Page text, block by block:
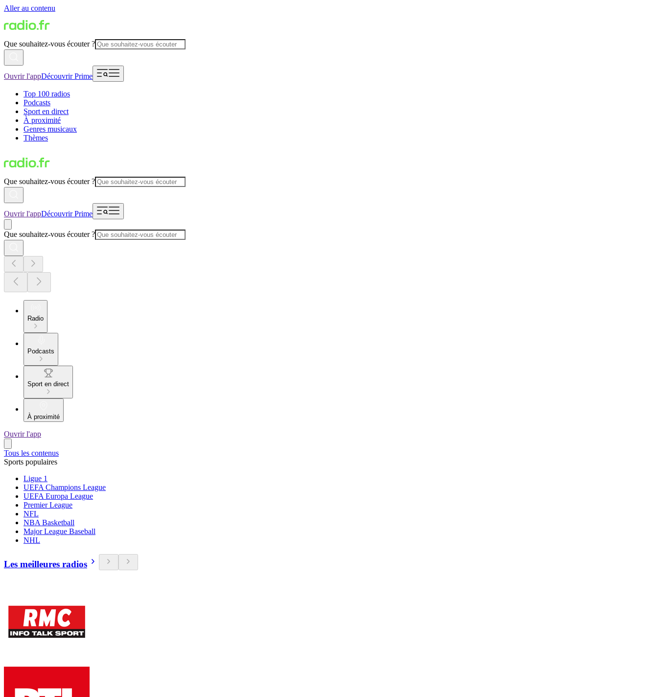
Aller au contenu
Que souhaitez-vous écouter ?
Ouvrir l'appDécouvrir Prime
Top 100 radios
Podcasts
Sport en direct
À proximité
Genres musicaux
Thèmes
Que souhaitez-vous écouter ?
Ouvrir l'appDécouvrir Prime
Que souhaitez-vous écouter ?
Radio
Podcasts
Sport en direct
À proximité
Ouvrir l'app
Tous les contenus
Sports populaires
Ligue 1
UEFA Champions League
UEFA Europa League
Premier League
NFL
NBA Basketball
Major League Baseball
NHL
Les meilleures radios